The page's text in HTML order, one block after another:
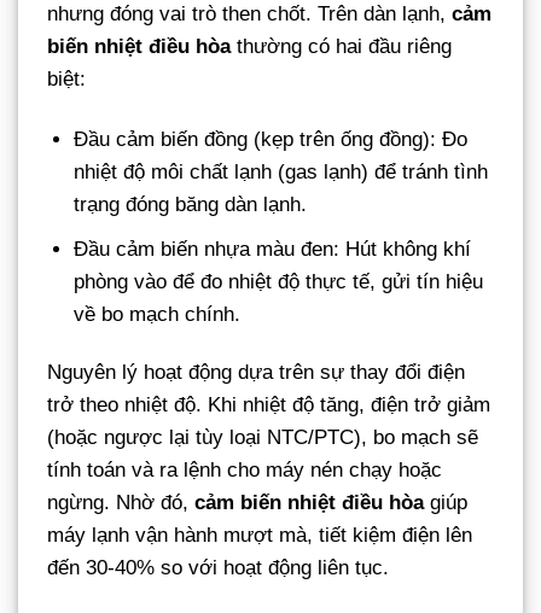
nhưng đóng vai trò then chốt. Trên dàn lạnh, cảm
biến nhiệt điều hòathường có hai đầu riêng
biệt:
Đầu cảm biến đồng (kẹp trên ống đồng): Đo
nhiệt độ môi chất lạnh (gas lạnh) để tránh tình
trạng đóng băng dàn lạnh.
Đầu cảm biến nhựa màu đen: Hút không khí
phòng vào để đo nhiệt độ thực tế, gửi tín hiệu
về bo mạch chính.
Nguyên lý hoạt động dựa trên sự thay đổi điện
trở theo nhiệt độ. Khi nhiệt độ tăng, điện trở giảm
(hoặc ngược lại tùy loại NTC/PTC), bo mạch sẽ
tính toán và ra lệnh cho máy nén chạy hoặc
ngừng. Nhờ đó, cảm biến nhiệt điều hòagiúp
máy lạnh vận hành mượt mà, tiết kiệm điện lên
đến 30-40% so với hoạt động liên tục.